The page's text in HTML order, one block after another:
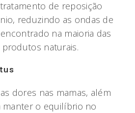
de reposição
reduzindo as ondas de
na maioria das
naturais.
dores nas mamas, além
o equilíbrio no